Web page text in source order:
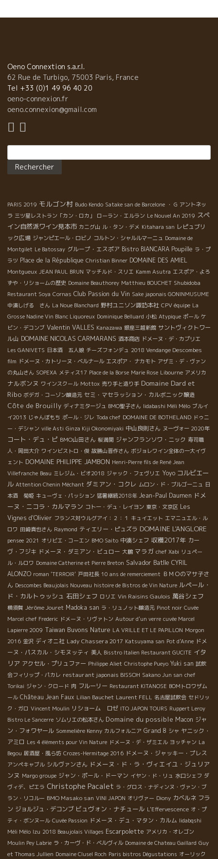
Oeno Connextion s.a.r.l.
62 Rue de Turbigo, 75003 Paris, France
Tel +33 (0)1 49 96 40 20
oeno-connexion.fr
oeno.connexion@gmail.com
PARIS 2019 モルゴン村 Budo Kendo Satake san de Barcelone ・ G アントネッ
ラ 三ツ星レストラン「カン・ロカ」 ローラン・エルラン Le Nouvel An 2019 スペ
イン自然派ワイン見本市 カニグ山 ル・タン・デメ Kitahara san レピュブリ
ック広場 ジャンピエール・ロビノ コルトン・シャルルマーニュ Domaine de
Montgilet Le Batossay グループ・エスポア Bistro BIANCARA Poupille ラ・プ
ラツ Place de la République Christian Binner DOMAINE DES AMIEL
Montgueux JEAN PAUL BRUN マッチルド・スリエ Kamm Asutra エスポア・よろ
ずや・リショームの歴史 Domaine Beauthorey Matthieu BOUCHET Shubidoba
Restaurant Soya Cornas Club Passion du Vin Sake japonais GONINMUSUME
中湊しげる さん La Noue Blanchard 野村ユニソン諏訪本社 CPV équipe La
Grosse Nadine Vin Blanc Liquoreux Dominique Belluard 小松 Atypique ポール ケ
ビン・デコンブ Valentin VALLES Kanazawa 銀座三越新館 サントヴィクトワー
ル山 DOMAINE NICOLAS CARMARANS 酒本商店 ドメーヌ・デ・カプリエ
Les GANIVETS 日本酒 五人娘 チーズフォンデュ 2018 Vendange Descombes
film ドメーヌ・カトリーヌ・ベルナール エスポア・ ナカモト アザミ・デ・ヴァン
の丸山さん SOPEXA メティス17 Place de la Borse Marie Rose Libourne アメリカ
ナルボンヌ ワインスクール Mottox 売り手と造り手 Domaine Dard et
Ribo ボデガ・コーゾン醸造元 セミ・マセラッション・カルボニック醸造
Côte de Brouilly ディナミタージュ BMO聖子さん Iidabashi Méli Mélo ブルイ
イ2013 じゃんぼもち ポール・ジレ Toda chef DOMAINE DE BOTHELAND ドゥニ
ー・デシャン ville Asti Ginza Kiji Okonomiyaki 中山良則さん ヌーヴォー 2020年
コート・デュ・ピ BMO山田さん 桜満開 ジャンフランソワ・ニック 寿司職
人・岡田大介 ワインビストロ・俊 故勝山晋作さん ボジョレワイン全体の一大イヴ
ェント DOMAINE PHILIPPE JAMBON Henri-Pierre fils de René Jean
Villefranche Beau ミレジム・ビオ2018 ジャック・フェヴリエ Yoyo コルビエー
ル Attention Chenin Méchant ダミアン・コクレ ムロン・ド・ブルゴーニュ 日
本酒 菊姫 キューヴェ・パッション 猛暑継続2018年 Jean-Paul Daumen ドメ
ーヌ・ニコラ・カルマラン コトー・デュ・レイヨン 東京・文京区 Les
Vignes d'Olivier フランス対ウルグアイ：２：１ キュイエット エマニュエル・ル
ロワ 田崎真也さん Raymond ティエリー・ピュズラ DOMAINE L'ANGLORE
pensee 2021 オリビエ・コーエン BMO Saito 中湊シェフ 収穫2017年 カー
ヴ・フジキ ドメーヌ・ダミアン・ビュロー 大鵬 マラガ chef Xabi リュペー
ル・ルロワ Domaine Catherine et Pierre Breton Salvador Batlle CYRIL
ALONZO roman 'TERROIR' 戸田社長 10 ans de remerciement ＢＭＯのマサ子さ
ん Descombes Beaujolais Nouveau histoire de Bistros de Vin Nature ルペール・
ド・カルトゥッシュ 石田シェフ ロリエ Vin Raisins Gaulois 萬谷シェフ
横須賀 Jérôme Jouret Madoka san ラ・リュノット醸造元 Pinot noir Cuvée
Marcel chef Frederic ドメーヌ・リヴァトン Autour d'un verre cuvée Marcel
Lapierre 2009 Taiwan Buvons Nature LA VRILLE ET LE PAPILLON Morgon
2016 金沢 ディオニ社 Lady Chassera 2017 Katsuyama san Pot d'Anne ドメ
ーヌ・パスカル・シモヌッティ 美人 Bisstro Italien Restaurant GUCITE イタ
リア アクセル・プリュファー Philippe Aliet Christophe Pueyo Yuki san 試飲
会フィリップ・パカレ restaurant japonais BISSOH Sakano Jun san chef
Torikai ジャン・クロード 肉 フルーリー Restaurant KITANOSE BOMトロワザム
ール Château Jean Faux Lilian Bauchet Laurent FELL 名古屋試飲会 セドリッ
ク・ガロ Vincent Moulin リショーム ロゼ ITO JAPON TOURS Ruppert Leroy
Bistro Le Sancerre ソムリエの松本さん Domaine du possible Macon ジャ
ン・フォワヤール Sommelière Kenny カルフォルニア Grand 8 シャ ヤニック・
アミロ Les 4 éléments pour Vin Nature ドメーヌ・デ・ザミエル ヨッチャン La
Begou 居酒屋・風ら坊 Crozes-Hermitage 2016 ドメーヌ・ジャッキー・プレス
アンペキャブル シルヴァンさん ドメーヌ・ド・ラ・ヴィエイユ・ジュリア
ンヌ Margo groupe ジャン・ポール・ドーマン イヤン・ド・リュ 水口シェフ ダ
ヴィデ、ピエラ Christophe Pacalet ラ・グロス・ナディンヌ・ヴァン・ブ
ラン・リコルー BMO Masako san VINI JAPON オリヴァー Diony カベルネ フラ
ン ジョルジュ・デコンブ ビュヴォン・ナチュール L'Effervescence オ・プ
ティ・ボンヌール Cuvée Passion ドメーヌ・デュ・マタン・カルム Iidabqshi
Méli Mélo Izu 2018 Beaujolais Villages Escarpolette アメリカ・オレゴン
Moulin Pey Labrie ラ・カーヴ・ド・ベルヴィル Domaine de Chateau Gaillard Guy
et Thomas Jullien Domaine Clusel Roch Paris bistros Dégustations オーリック